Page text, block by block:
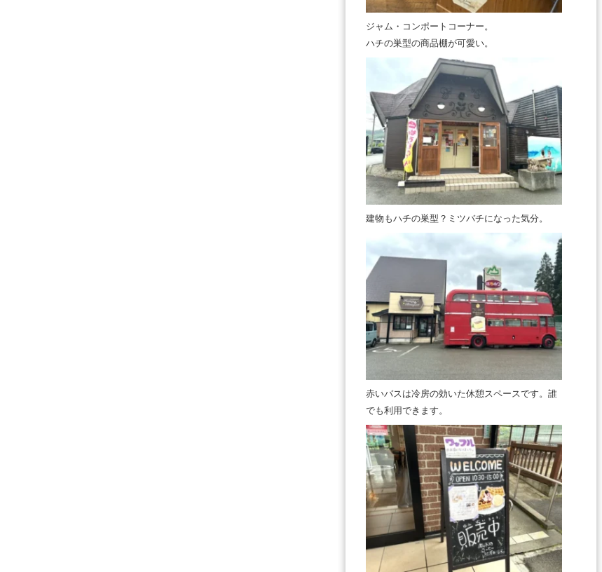
ジャム・コンポートコーナー。
ハチの巣型の商品棚が可愛い。
建物もハチの巣型？ミツバチになった気分。
赤いバスは冷房の効いた休憩スペースです。誰
でも利用できます。